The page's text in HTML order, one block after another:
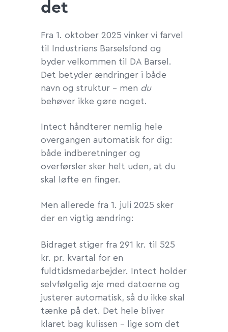
det
Fra 1. oktober 2025 vinker vi farvel
til Industriens Barselsfond og
byder velkommen til DA Barsel.
Det betyder ændringer i både
navn og struktur – men du
behøver ikke gøre noget.
Intect håndterer nemlig hele
overgangen automatisk for dig:
både indberetninger og
overførsler sker helt uden, at du
skal løfte en finger.
Men allerede fra 1. juli 2025 sker
der en vigtig ændring:
Bidraget stiger fra 291 kr. til 525
kr. pr. kvartal for en
fuldtidsmedarbejder. Intect holder
selvfølgelig øje med datoerne og
justerer automatisk, så du ikke skal
tænke på det. Det hele bliver
klaret bag kulissen – lige som det